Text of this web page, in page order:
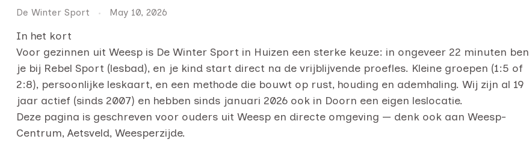
De Winter Sport May 10, 2026
In het kort
Voor gezinnen uit Weesp is De Winter Sport in Huizen een sterke keuze: in ongeveer 22 minuten ben
je bij Rebel Sport (lesbad), en je kind start direct na de vrijblijvende proefles. Kleine groepen (1:5 of
2:8), persoonlijke leskaart, en een methode die bouwt op rust, houding en ademhaling. Wij zijn al 19
jaar actief (sinds 2007) en hebben sinds januari 2026 ook in Doorn een eigen leslocatie.
Deze pagina is geschreven voor ouders uit Weesp en directe omgeving — denk ook aan Weesp-
Centrum, Aetsveld, Weesperzijde.